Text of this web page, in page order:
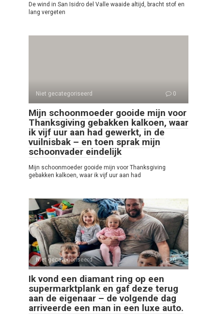
De wind in San Isidro del Valle waaide altijd, bracht stof en
lang vergeten
Niet gecategoriseerd 0
Mijn schoonmoeder gooide mijn voor
Thanksgiving gebakken kalkoen, waar
ik vijf uur aan had gewerkt, in de
vuilnisbak – en toen sprak mijn
schoonvader eindelijk
Mijn schoonmoeder gooide mijn voor Thanksgiving
gebakken kalkoen, waar ik vijf uur aan had
Niet gecategoriseerd 0
Ik vond een diamant ring op een
supermarktplank en gaf deze terug
aan de eigenaar – de volgende dag
arriveerde een man in een luxe auto.